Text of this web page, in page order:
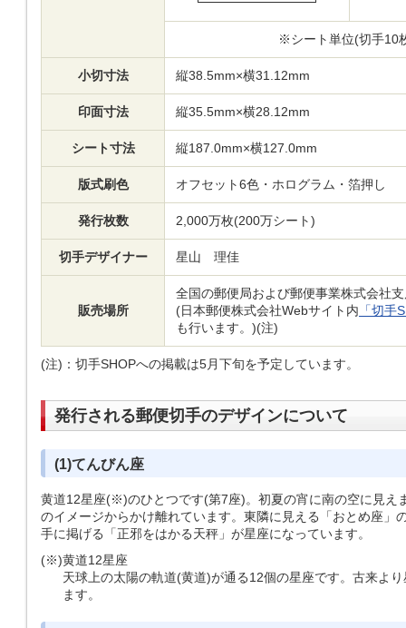
※シート単位(切手10
小切寸法 縦38.5mm×横31.12mm
印面寸法 縦35.5mm×横28.12mm
シート寸法 縦187.0mm×横127.0mm
版式刷色 オフセット6色・ホログラム・箔押し
発行枚数 2,000万枚(200万シート)
切手デザイナー 星山 理佳
販売場所
全国の郵便局および郵便事業株式会社
(日本郵便株式会社Webサイト内 「切手
も行います。)(注)
(注)： 切手SHOPへの掲載は5月下旬を予定しています。
発行される郵便切手のデザインについて
(1)てんびん座
黄道12星座(※)のひとつです(第7座)。初夏の宵に南の空に見え
のイメージからかけ離れています。東隣に見える「おとめ座」
手に掲げる「正邪をはかる天秤」が星座になっています。
(※)黄道12星座
天球上の太陽の軌道(黄道)が通る12個の星座です。古来よ
ます。